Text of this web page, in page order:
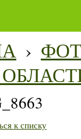
›
к списку